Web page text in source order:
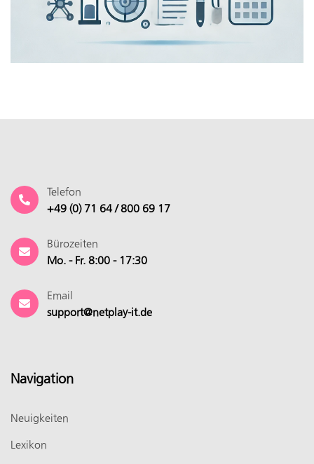
Telefon
+49 (0) 71 64 / 800 69 17
Bürozeiten
Mo. - Fr. 8:00 - 17:30
Email
support@netplay-it.de
Navigation
Neuigkeiten
Lexikon